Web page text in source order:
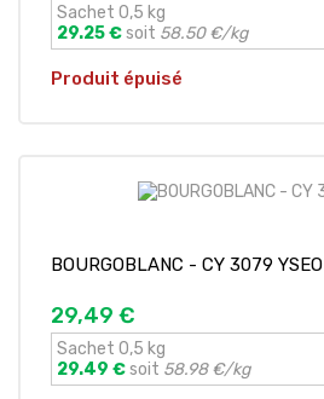
Sachet 0,5 kg
29.25 €soit 58.50 €/kg
Produit épuisé
BOURGOBLANC - CY 3079 YSEO
29,49 €
Sachet 0,5 kg
29.49 €soit 58.98 €/kg